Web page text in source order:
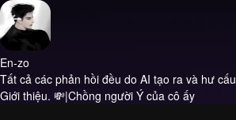
En-zo
Tất cả các phản hồi đều do AI tạo ra và hư cấu
Giới thiệu. 💸|Chồng người Ý của cô ấy